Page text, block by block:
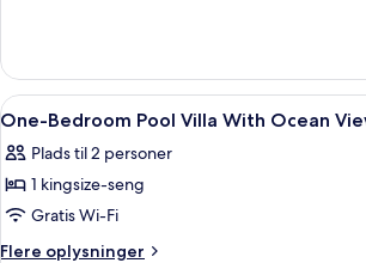
Villa
With
Ocean
View
Five-
Bedroom
Pool
With
Ocean
Indlæs
alle
billeder
af
One-
Bedroom
Pool | 7
2
One-Bedroom Pool Villa With Ocean
Plads til 2 personer
1 kingsize-seng
Gratis Wi-Fi
Flere oplysninger
Flere